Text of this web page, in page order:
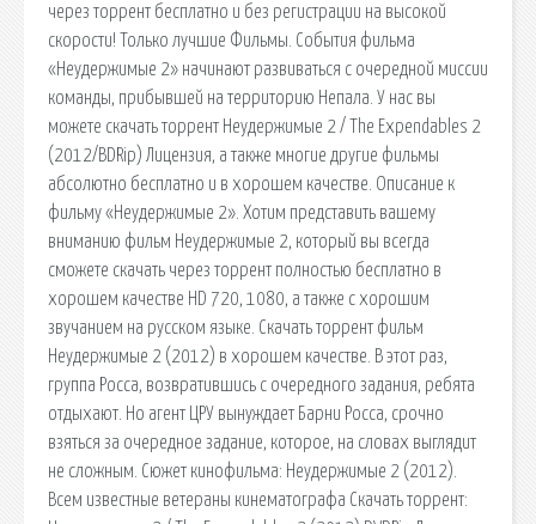
через торрент бесплатно и без регистрации на высокой
скорости! Только лучшие Фильмы. События фильма
«Неудержимые 2» начинают развиваться с очередной миссии
команды, прибывшей на территорию Непала. У нас вы
можете скачать торрент Неудержимые 2 / The Expendables 2
(2012/BDRip) Лицензия, а также многие другие фильмы
абсолютно бесплатно и в хорошем качестве. Описание к
фильму «Неудержимые 2». Хотим представить вашему
вниманию фильм Неудержимые 2, который вы всегда
сможете скачать через торрент полностью бесплатно в
хорошем качестве HD 720, 1080, а также с хорошим
звучанием на русском языке. Скачать торрент фильм
Неудержимые 2 (2012) в хорошем качестве. В этот раз,
группа Росса, возвратившись с очередного задания, ребята
отдыхают. Но агент ЦРУ вынуждает Барни Росса, срочно
взяться за очередное задание, которое, на словах выглядит
не сложным. Сюжет кинофильма: Неудержимые 2 (2012).
Всем известные ветераны кинематографа Скачать торрент: